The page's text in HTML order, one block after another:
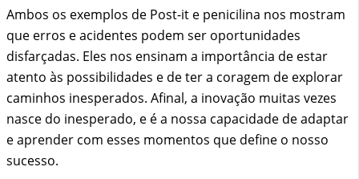
Ambos os exemplos de Post-it e penicilina nos mostram
que erros e acidentes podem ser oportunidades
disfarçadas. Eles nos ensinam a importância de estar
atento às possibilidades e de ter a coragem de explorar
caminhos inesperados. Afinal, a inovação muitas vezes
nasce do inesperado, e é a nossa capacidade de adaptar
e aprender com esses momentos que define o nosso
sucesso.